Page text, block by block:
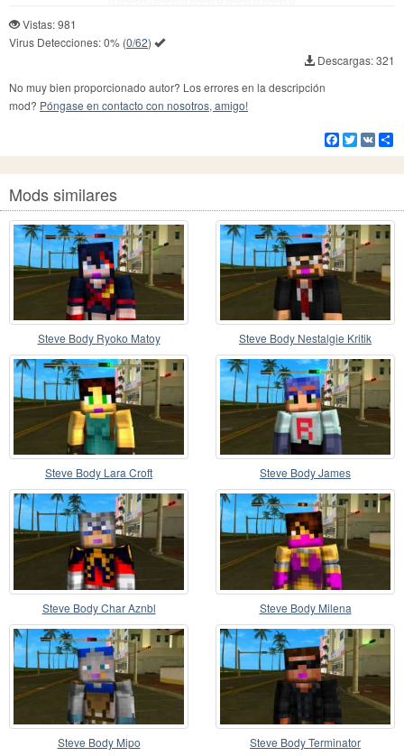
Vistas: 981
Virus Detecciones:0% (0/62)
Descargas: 321
No muy bien proporcionado autor? Los errores en la descripción
mod? Póngase en contacto con nosotros, amigo!
Facebook
Twitter
VK
Mods similares
Steve Body Ryoko Matoy Steve Body Nestalgie Kritik
Steve Body Lara Croft Steve Body James
Steve Body Char Aznbl Steve Body Milena
Steve Body Mipo Steve Body Terminator